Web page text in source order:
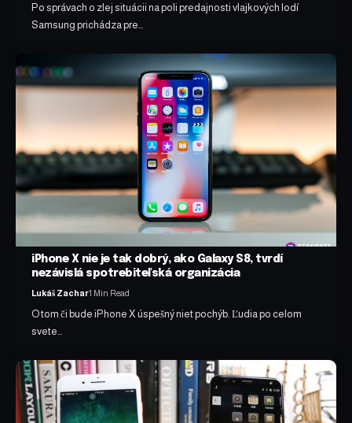
Po správach o zlej situácii na poli predajnosti vlajkových lodí
Samsung prichádza pre…
iPhone X nie je tak dobrý, ako Galaxy S8, tvrdí
nezávislá spotrebiteľská organizácia
Lukáš Zachar1 Min Read
O tom či bude iPhone X úspešný niet pochýb. Ľudia po celom
svete…